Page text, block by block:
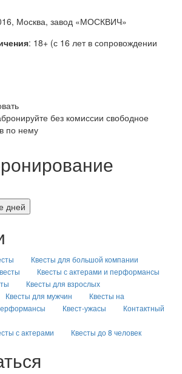
Москва, завод «МОСКВИЧ»
: 18+ (с 16 лет в сопровождении
без комиссии свободное
по нему
дней
Квесты для большой компании
Квесты с актерами и перформансы
Квесты для взрослых
Квесты для мужчин
Квесты на
Квест-ужасы
Контактный
с актерами
Квесты до 8 человек